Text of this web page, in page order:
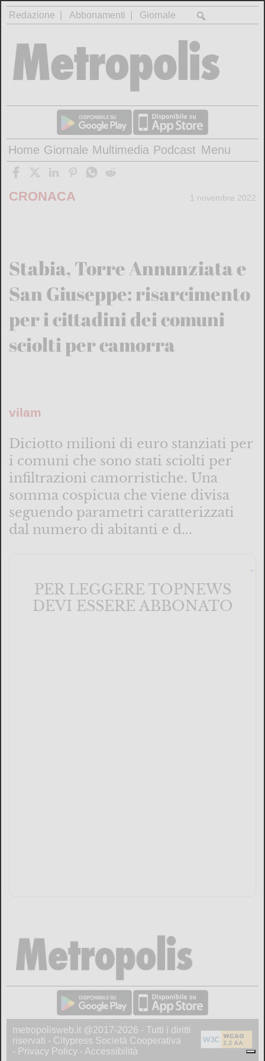
Redazione Abbonamenti Giornale
Home Giornale Multimedia Podcast Menu
CRONACA 1 novembre 2022
Stabia, Torre Annunziata e
San Giuseppe: risarcimento
per i cittadini dei comuni
sciolti per camorra
vilam
Diciotto milioni di euro stanziati per
i comuni che sono stati sciolti per
infiltrazioni camorristiche. Una
somma cospicua che viene divisa
seguendo parametri caratterizzati
dal numero di abitanti e d...
PER LEGGERE TOPNEWS
DEVI ESSERE ABBONATO
metropolisweb.it @2017-2026 - Tutti i diritti
riservati - Citypress Società Cooperativa
- Privacy Policy - Accessibilità